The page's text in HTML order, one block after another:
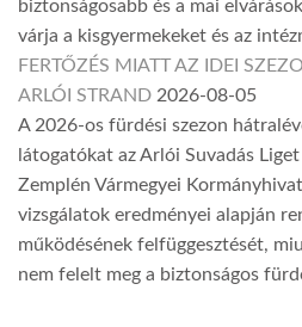
biztonságosabb és a mai
várja a kisgyermekeket és az
FERTŐZÉS MIATT AZ IDEI
ARLÓI STRAND 2026-08-05
A 2026-os fürdési szezon
látogatókat az Arlói Suvadás
Zemplén Vármegyei
vizsgálatok eredményei alapján
működésének felfüggesztését,
nem felelt meg a biztonságos